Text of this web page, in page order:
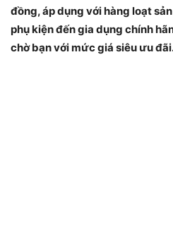
đồng, áp dụng với hàng loạt
phụ kiện đến gia dụng chính
chờ bạn với mức giá siêu ưu